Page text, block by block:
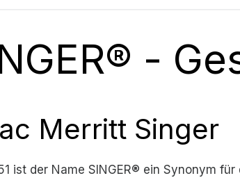
-
Merritt Singer
ist der Name SINGER® ein Synonym